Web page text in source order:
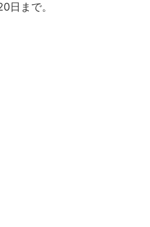
日まで。